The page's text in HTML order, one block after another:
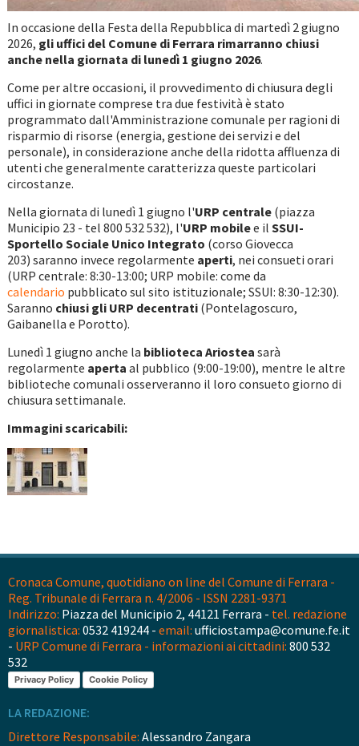
In occasione della Festa della Repubblica di martedì 2 giugno
2026, gli uffici del Comune di Ferrara rimarranno chiusi
anche nella giornata di lunedì 1 giugno 2026.
Come per altre occasioni, il provvedimento di chiusura degli
uffici in giornate comprese tra due festività è stato
programmato dall'Amministrazione comunale per ragioni di
risparmio di risorse (energia, gestione dei servizi e del
personale), in considerazione anche della ridotta affluenza di
utenti che generalmente caratterizza queste particolari
circostanze.
Nella giornata di lunedì 1 giugno l'URP centrale(piazza
Municipio 23 - tel 800 532 532), l'URP mobilee il SSUI-
Sportello Sociale Unico Integrato (corso Giovecca
203) saranno invece regolarmente aperti, nei consueti orari
(URP centrale: 8:30-13:00; URP mobile: come da
calendario pubblicato sul sito istituzionale; SSUI: 8:30-12:30).
Saranno chiusi gli URP decentrati(Pontelagoscuro,
Gaibanella e Porotto).
Lunedì 1 giugno anche la biblioteca Ariostea sarà
regolarmente aperta al pubblico (9:00-19:00), mentre le altre
biblioteche comunali osserveranno il loro consueto giorno di
chiusura settimanale.
Immagini scaricabili:
Cronaca Comune, quotidiano on line del Comune di Ferrara -
Reg. Tribunale di Ferrara n. 4/2006 - ISSN 2281-9371
Indirizzo: Piazza del Municipio 2, 44121 Ferrara - tel. redazione
giornalistica: 0532 419244 - email: ufficiostampa@comune.fe.it
- URP Comune di Ferrara - informazioni ai cittadini: 800 532
532
Privacy Policy Cookie Policy
LA REDAZIONE:
Direttore Responsabile: Alessandro Zangara